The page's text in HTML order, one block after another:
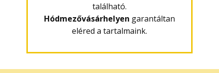
található.
Hódmezővásárhelyen garantáltan
eléred a tartalmaink.